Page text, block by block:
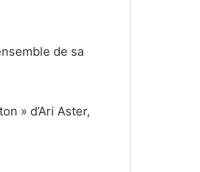
de sa
» d’Ari Aster,